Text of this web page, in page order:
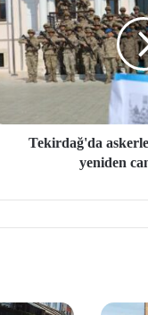
Tekirdağ'da
yeniden